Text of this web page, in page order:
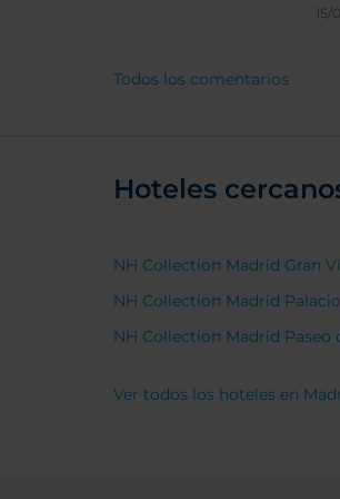
15/
Todos los comentarios
Hoteles
NH Collection Madrid Gran
NH Collection Madrid
NH Collection Madrid Paseo
Ver todos los hoteles en